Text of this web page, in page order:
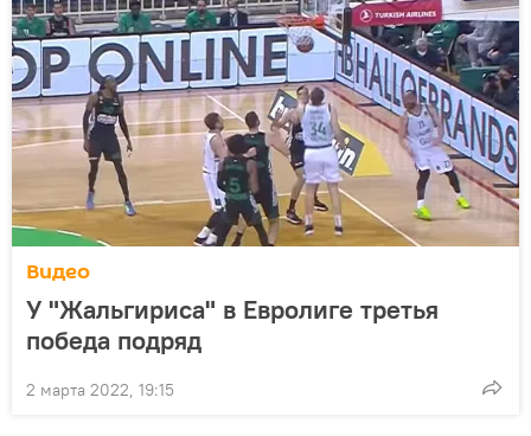
Видео
У "Жальгириса" в Евролиге третья
победа подряд
2 марта 2022, 19:15